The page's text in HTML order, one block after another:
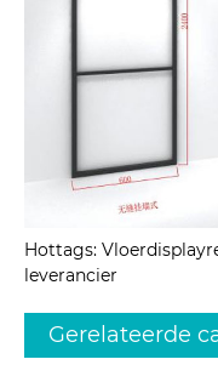
Hottags:
leverancier
Gerelateerde